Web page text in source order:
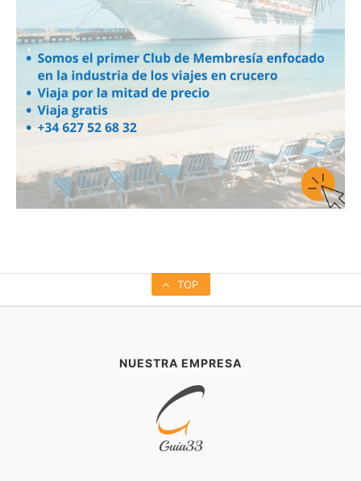
TOP
NUESTRA EMPRESA